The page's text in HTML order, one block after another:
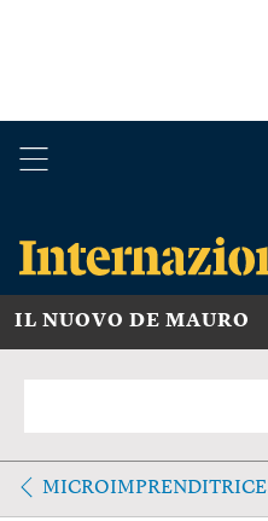
IL NUOVO DE MAURO
MICROIMPRENDITRICE